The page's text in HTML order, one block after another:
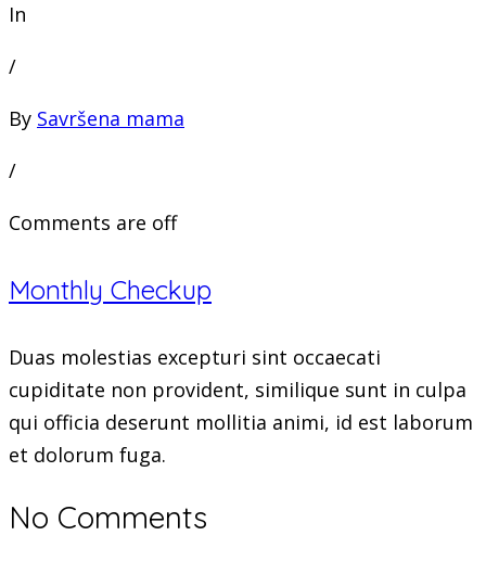
In
/
By Savršena mama
/
Comments are off
Monthly Checkup
Duas molestias excepturi sint occaecati
cupiditate non provident, similique sunt in culpa
qui officia deserunt mollitia animi, id est laborum
et dolorum fuga.
No Comments